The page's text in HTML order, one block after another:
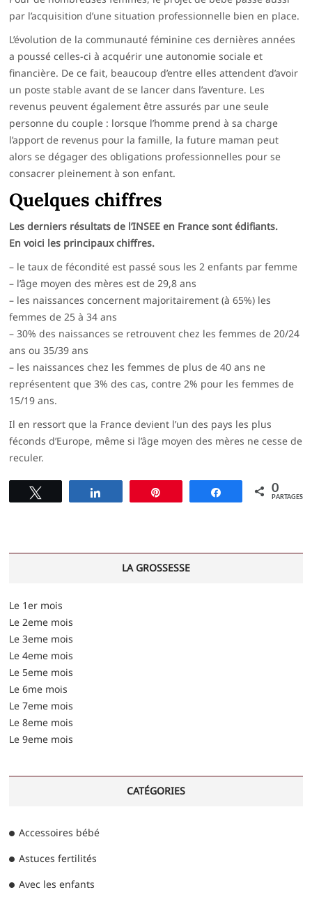
par l’acquisition d’une situation professionnelle bien en place.
L’évolution de la communauté féminine ces dernières années
a poussé celles-ci à acquérir une autonomie sociale et
financière. De ce fait, beaucoup d’entre elles attendent d’avoir
un poste stable avant de se lancer dans l’aventure. Les
revenus peuvent également être assurés par une seule
personne du couple : lorsque l’homme prend à sa charge
l’apport de revenus pour la famille, la future maman peut
alors se dégager des obligations professionnelles pour se
consacrer pleinement à son enfant.
Quelques chiffres
Les derniers résultats de l’INSEE en France sont édifiants.
En voici les principaux chiffres.
– le taux de fécondité est passé sous les 2 enfants par femme
– l’âge moyen des mères est de 29,8 ans
– les naissances concernent majoritairement (à 65%) les
femmes de 25 à 34 ans
– 30% des naissances se retrouvent chez les femmes de 20/24
ans ou 35/39 ans
– les naissances chez les femmes de plus de 40 ans ne
représentent que 3% des cas, contre 2% pour les femmes de
15/19 ans.
Il en ressort que la France devient l’un des pays les plus
féconds d’Europe, même si l’âge moyen des mères ne cesse de
reculer.
Partagez 0
PARTAGES
LA GROSSESSE
Le 1er mois
Le 2eme mois
Le 3eme mois
Le 4eme mois
Le 5eme mois
Le 6me mois
Le 7eme mois
Le 8eme mois
Le 9eme mois
CATÉGORIES
Accessoires bébé
Astuces fertilités
Avec les enfants